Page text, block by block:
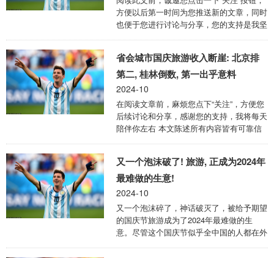
新西兰的绝美风光 提到新西兰，人们脑海
中首先浮现的往往是那令人惊叹的自然景
观。 至于为啥会有这样，那可能是因为新
西兰的气候属于温带海洋性气候，四季分明
但温 ...
方便以后第一时间为您推送新的文章，同时
也便于您进行讨论与分享，您的支持是我坚
涌向各大景点，热闹非凡的场景令人咋舌。
可这不是经济不景气、失业率高企的时期
吗？ 为何街头巷尾充斥着抱怨生活艰难的
声音，旅游市场却如此火爆？是否有人在
假“装穷”？ 还是说，这背后有着更深层次的
社会现象呢？今天就让我们一起来看一下是
怎么回事吧！ 失业大潮下的旅游热 2024
年，就业形势持续低迷。大大 ...
省会城市国庆旅游收入断崖: 北京排
第二, 桂林倒数, 第一出乎意料
2024-10
在阅读文章前，麻烦您点下“关注”，方便您
后续讨论和分享，感谢您的支持，我将每天
陪伴你左右 本文陈述所有内容皆有可靠信
是：爆火。 朋友圈被各地景点“人从众”的图
片刷屏，到处都是人人人人人…… 北京以
2378.9万的游客接待量夺得第二，广州也达
到了1441万，那第一的城市是哪个？桂林
又怎么排名倒数呢？ ——【·旅游业复苏·】
——» 2024年的国庆黄金周，注定载入史
册。因为它是疫情后首个完全常态化的长
假，这场8天的全 ...
又一个泡沫破了! 旅游, 正成为2024年
最难做的生意!
2024-10
又一个泡沫碎了，神话破灭了，被给予期望
的国庆节旅游成为了2024年最难做的生
意。尽管这个国庆节似乎全中国的人都在外